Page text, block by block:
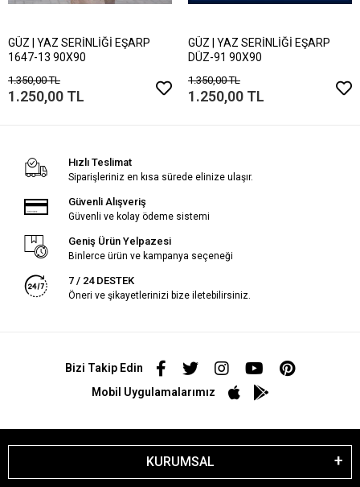
GÜZ | YAZ SERİNLİĞİ EŞARP
1647-13 90X90
1.350,00 TL
1.250,00 TL
GÜZ | YAZ SERİNLİĞİ EŞARP
DÜZ-91 90X90
1.350,00 TL
1.250,00 TL
Hızlı Teslimat
Siparişleriniz en kısa sürede elinize ulaşır.
Güvenli Alışveriş
Güvenli ve kolay ödeme sistemi
Geniş Ürün Yelpazesi
Binlerce ürün ve kampanya seçeneği
7 / 24 DESTEK
Öneri ve şikayetlerinizi bize iletebilirsiniz.
Bizi Takip Edin
Mobil Uygulamalarımız
KURUMSAL